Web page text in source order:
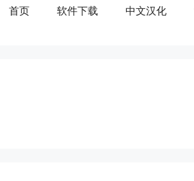
首页 软件下载 中文汉化